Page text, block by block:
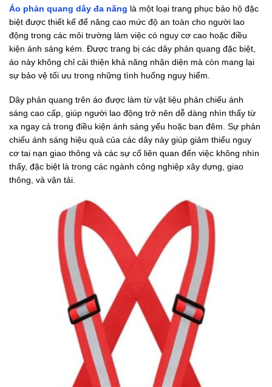
Áo phản quang dây đa năng là một loại trang phục bảo hộ đặc
biệt được thiết kế để nâng cao mức độ an toàn cho người lao
động trong các môi trường làm việc có nguy cơ cao hoặc điều
kiện ánh sáng kém. Được trang bị các dây phản quang đặc biệt,
áo này không chỉ cải thiện khả năng nhận diện mà còn mang lại
sự bảo vệ tối ưu trong những tình huống nguy hiểm.
Dây phản quang trên áo được làm từ vật liệu phản chiếu ánh
sáng cao cấp, giúp người lao động trở nên dễ dàng nhìn thấy từ
xa ngay cả trong điều kiện ánh sáng yếu hoặc ban đêm. Sự phản
chiếu ánh sáng hiệu quả của các dây này giúp giảm thiểu nguy
cơ tai nạn giao thông và các sự cố liên quan đến việc không nhìn
thấy, đặc biệt là trong các ngành công nghiệp xây dựng, giao
thông, và vận tải.